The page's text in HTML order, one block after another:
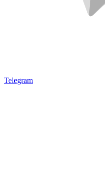
Telegram